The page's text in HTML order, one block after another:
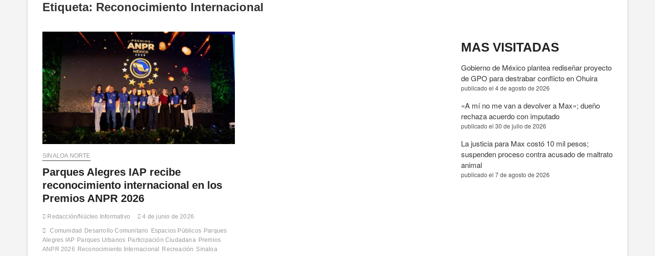
Etiqueta: Reconocimiento Internacional
SINALOA NORTE
Parques Alegres IAP recibe
reconocimiento internacional en los
Premios ANPR 2026
Redacción/Núcleo Informativo 4 de junio de 2026
Comunidad Desarrollo Comunitario Espacios Públicos Parques
Alegres IAP Parques Urbanos Participación Ciudadana Premios
ANPR 2026 Reconocimiento Internacional Recreación Sinaloa
MAS VISITADAS
Gobierno de México plantea rediseñar proyecto
de GPO para destrabar conflicto en Ohuira
publicado el 4 de agosto de 2026
«A mí no me van a devolver a Max»; dueño
rechaza acuerdo con imputado
publicado el 30 de julio de 2026
La justicia para Max costó 10 mil pesos;
suspenden proceso contra acusado de maltrato
animal
publicado el 7 de agosto de 2026